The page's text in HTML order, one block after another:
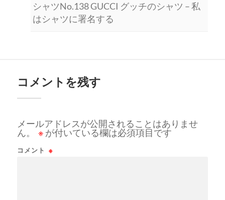
シャツNo.138 GUCCI グッチのシャツ – 私
はシャツに署名する
コメントを残す
メールアドレスが公開されることはありませ
ん。
※ が付いている欄は必須項目です
コメント ※